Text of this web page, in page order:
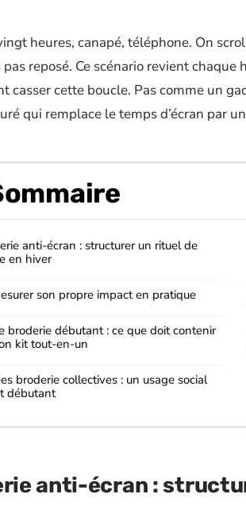
heures, canapé, téléphone. On
reposé. Ce scénario revient chaque
casser cette boucle. Pas comme un
qui remplace le temps d’écran par
anti-écran : structurer un rituel de
en hiver
son propre impact en pratique
broderie débutant : ce que doit contenir
kit tout-en-un
broderie collectives : un usage social
débutant
anti-écran :